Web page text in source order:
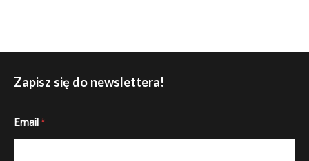
Zapisz się do newslettera!
m
Email *